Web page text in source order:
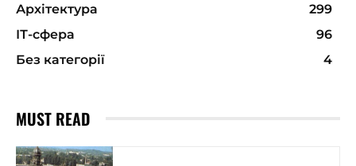
Архітектура
299
ІТ-сфера
96
Без категорії
4
MUST READ